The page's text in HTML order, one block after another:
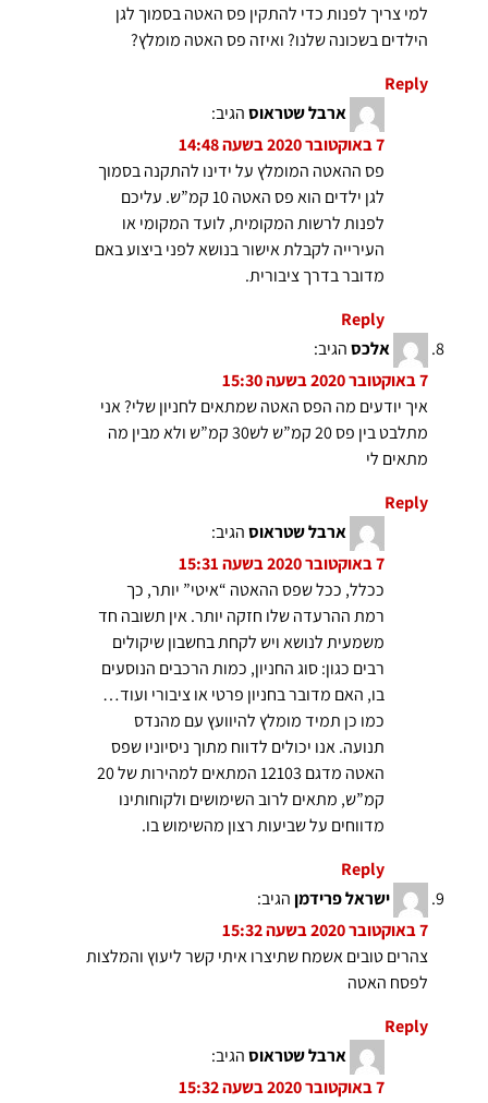
למי צריך לפנות כדי להתקין פס האטה בסמוך לגן
הילדים בשכונה שלנו? ואיזה פס האטה מומלץ?
Reply
ארבל שטראוסהגיב:
7 באוקטובר 2020 בשעה 14:48
פס ההאטה המומלץ על ידינו להתקנה בסמוך
לגן ילדים הוא פס האטה 10 קמ”ש. עליכם
לפנות לרשות המקומית, לועד המקומי או
העירייה לקבלת אישור בנושא לפני ביצוע באם
מדובר בדרך ציבורית.
Reply
אלכסהגיב:
7 באוקטובר 2020 בשעה 15:30
איך יודעים מה הפס האטה שמתאים לחניון שלי? אני
מתלבט בין פס 20 קמ”ש לש30 קמ”ש ולא מבין מה
מתאים לי
Reply
ארבל שטראוסהגיב:
7 באוקטובר 2020 בשעה 15:31
ככלל, ככל שפס ההאטה “איטי” יותר, כך
רמת ההרעדה שלו חזקה יותר. אין תשובה חד
משמעית לנושא ויש לקחת בחשבון שיקולים
רבים כגון: סוג החניון, כמות הרכבים הנוסעים
בו, האם מדובר בחניון פרטי או ציבורי ועוד…
כמו כן תמיד מומלץ להיוועץ עם מהנדס
תנועה. אנו יכולים לדווח מתוך ניסיוניו שפס
האטה מדגם 12103 המתאים למהירות של 20
קמ”ש, מתאים לרוב השימושים ולקוחותינו
מדווחים על שביעות רצון מהשימוש בו.
Reply
ישראל פרידמןהגיב:
7 באוקטובר 2020 בשעה 15:32
צהרים טובים אשמח שתיצרו איתי קשר ליעוץ והמלצות
לפסח האטה
Reply
ארבל שטראוסהגיב:
7 באוקטובר 2020 בשעה 15:32